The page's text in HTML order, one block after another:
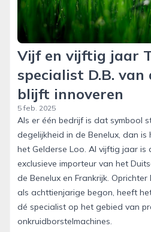
Vijf en vijftig jaar
specialist D.B.
blijft innoveren
5 feb. 2025
Als er één bedrijf is dat symbool
degelijkheid in de Benelux, dan is
het Gelderse Loo. Al vijftig jaar is
exclusieve importeur van het
de Benelux en Frankrijk.
als achttienjarige begon, heeft
dé specialist op het gebied van
onkruidborstelmachines.